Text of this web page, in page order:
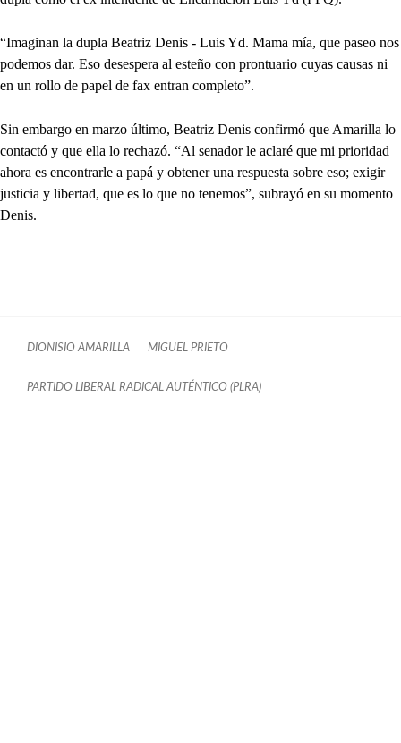
“Imaginan la dupla Beatriz Denis - Luis Yd. Mama mía, que paseo nos
podemos dar. Eso desespera al esteño con prontuario cuyas causas ni
en un rollo de papel de fax entran completo”.
Sin embargo en marzo último, Beatriz Denis confirmó que Amarilla lo
contactó y que ella lo rechazó. “Al senador le aclaré que mi prioridad
ahora es encontrarle a papá y obtener una respuesta sobre eso; exigir
justicia y libertad, que es lo que no tenemos”, subrayó en su momento
Denis.
DIONISIO AMARILLA MIGUEL PRIETO
PARTIDO LIBERAL RADICAL AUTÉNTICO (PLRA)